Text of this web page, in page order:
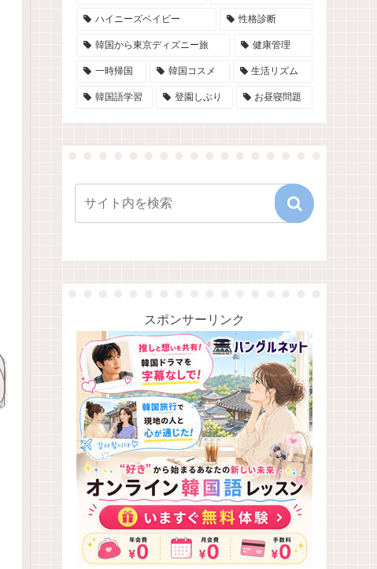
ハイニーズベイビー 性格診断
韓国から東京ディズニー旅 健康管理
一時帰国 韓国コスメ 生活リズム
韓国語学習 登園しぶり お昼寝問題
スポンサーリンク